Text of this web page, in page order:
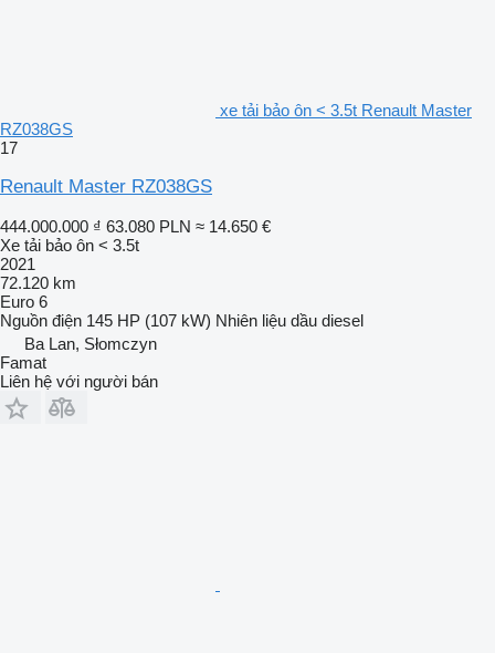
xe tải bảo ôn < 3.5t Renault Master
RZ038GS
17
Renault Master RZ038GS
444.000.000 ₫ 63.080 PLN ≈ 14.650 €
Xe tải bảo ôn < 3.5t
2021
72.120 km
Euro 6
Nguồn điện 145 HP (107 kW) Nhiên liệu dầu diesel
Ba Lan, Słomczyn
Famat
Liên hệ với người bán